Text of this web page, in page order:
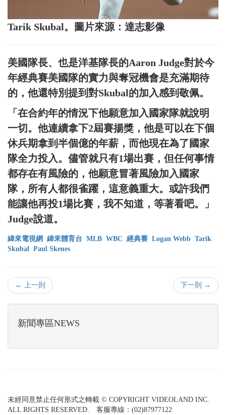
Tarik Skubal。圖片來源：達志影像
美國隊長、也是洋基隊長的Aaron Judge對於今
年經典賽美國隊的實力與奪冠機會是充滿期待
的，他還特別提到對Skubal的加入感到敬佩。
「在合約年的情況下他願意加入國家隊就說明
一切。他連續拿下2屆賽揚獎，他是可以在下個
休兵期拿到半個億的年薪，而他現在為了國家
隊全力投入。儘管就只有1場出賽，但任何事情
都存在有風險的，他願意冒著風險加入國家
隊，所有人都很雀躍，這意義重大。或許我們
能讓他再投1場比賽，我不知道，等著看吧。」
Judge說道。
緯來電視網 緯來體育台 MLB WBC 經典賽 Logan Webb Tarik
Skubal Paul Skenes
← 上一則 下一則 →
新聞專區NEWS
未經同意禁止任何形式之轉載 © COPYRIGHT VIDEOLAND INC.
ALL RIGHTS RESERVED. 客服專線：(02)87977122